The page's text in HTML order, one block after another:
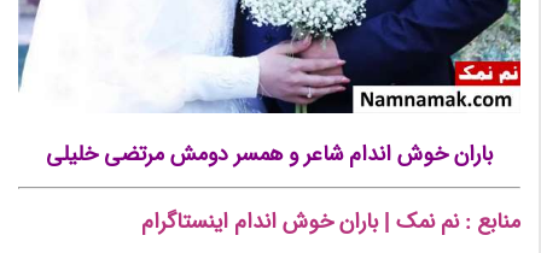
باران خوش اندام شاعر و همسر دومش مرتضی خلیلی
منابع : نم نمک | باران خوش اندام اینستاگرام